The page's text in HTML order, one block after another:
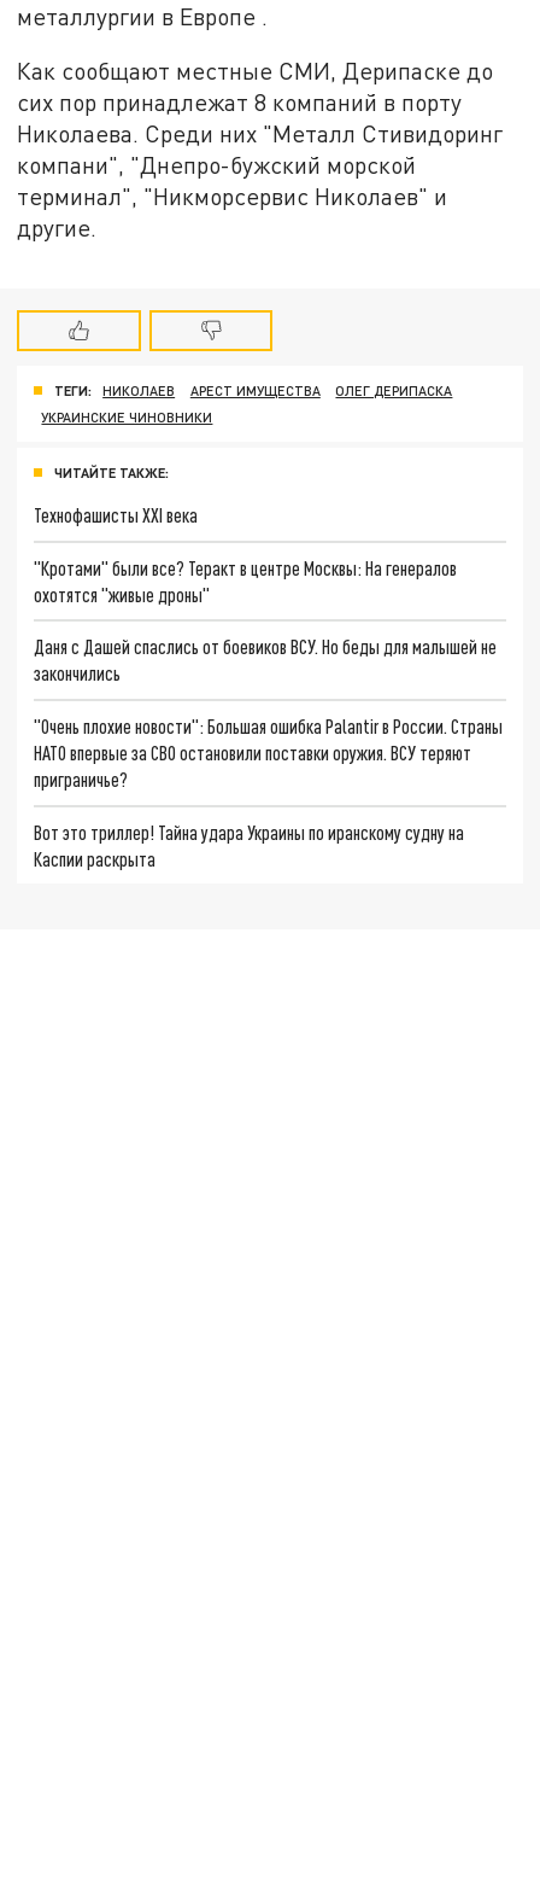
металлургии в Европе .
Как сообщают местные СМИ, Дерипаске до
сих пор принадлежат 8 компаний в порту
Николаева. Среди них "Металл Стивидоринг
компани", "Днепро-бужский морской
терминал", "Никморсервис Николаев" и
другие.
ТЕГИ: НИКОЛАЕВ АРЕСТ ИМУЩЕСТВА
ОЛЕГ ДЕРИПАСКА
УКРАИНСКИЕ ЧИНОВНИКИ
ЧИТАЙТЕ ТАКЖЕ:
Технофашисты XXI века
"Кротами" были все? Теракт в центре Москвы: На генералов
охотятся "живые дроны"
Даня с Дашей спаслись от боевиков ВСУ. Но беды для малышей не
закончились
"Очень плохие новости": Большая ошибка Palantir в России. Страны
НАТО впервые за СВО остановили поставки оружия. ВСУ теряют
приграничье?
Вот это триллер! Тайна удара Украины по иранскому судну на
Каспии раскрыта